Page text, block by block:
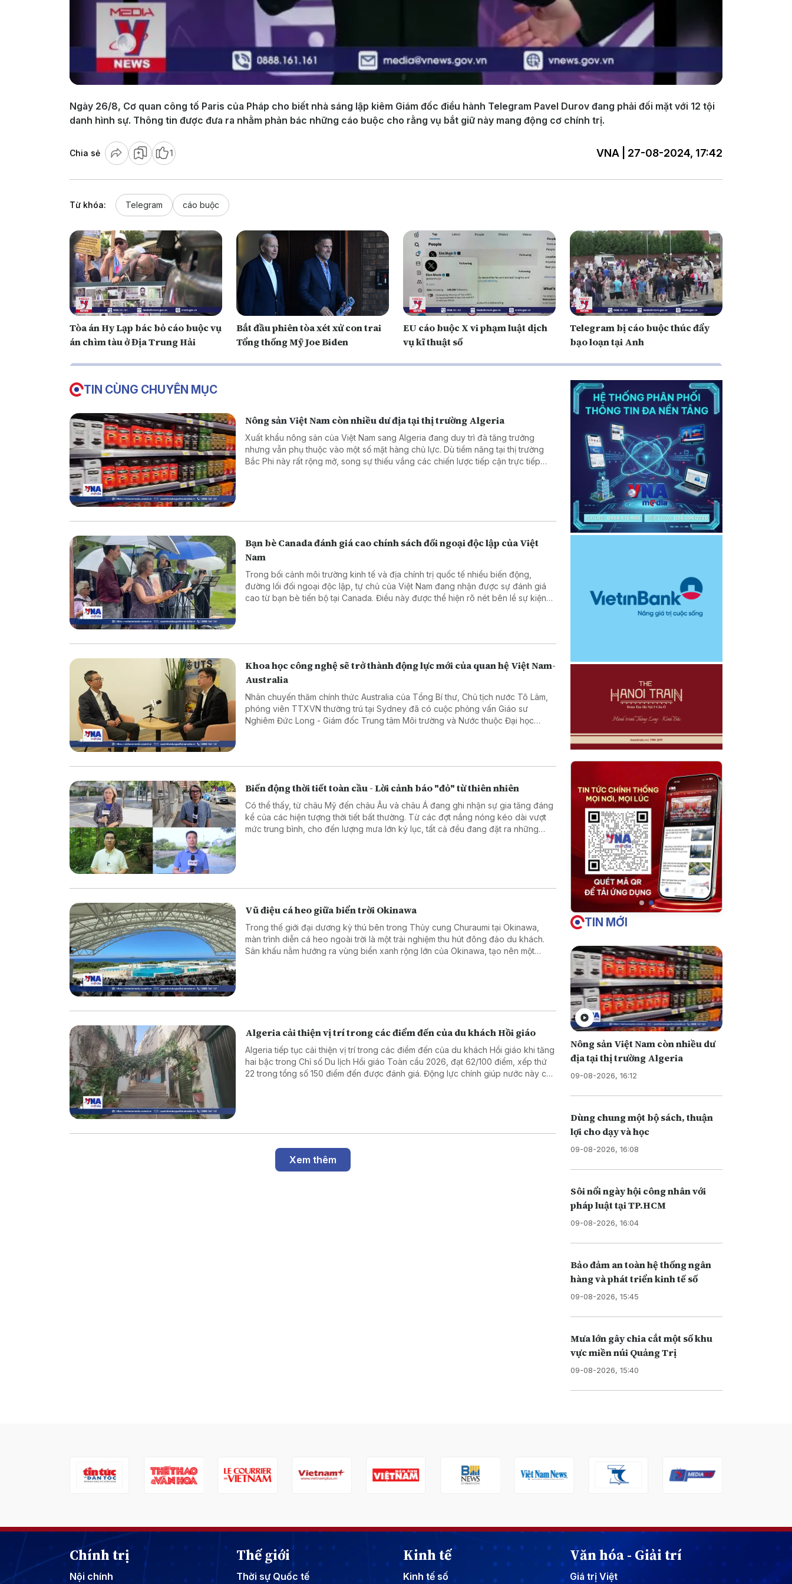
Ngày 26/8, Cơ quan công tố Paris của Pháp cho biết nhà sáng lập kiêm Giám đốc điều hành Telegram Pavel Durov đang phải đối mặt với 12 tội
danh hình sự. Thông tin được đưa ra nhằm phản bác những cáo buộc cho rằng vụ bắt giữ này mang động cơ chính trị.
Chia sẻ 1 VNA | 27-08-2024, 17:42
Từ khóa: Telegram cáo buộc
Tòa án Hy Lạp bác bỏ cáo buộc vụ
án chìm tàu ở Địa Trung Hải
Bắt đầu phiên tòa xét xử con trai
Tổng thống Mỹ Joe Biden
EU cáo buộc X vi phạm luật dịch
vụ kĩ thuật số
Telegram bị cáo buộc thúc đẩy
bạo loạn tại Anh
TIN CÙNG CHUYÊN MỤC
Nông sản Việt Nam còn nhiều dư địa tại thị trường Algeria
Xuất khẩu nông sản của Việt Nam sang Algeria đang duy trì đà tăng trưởng
nhưng vẫn phụ thuộc vào một số mặt hàng chủ lực. Dù tiềm năng tại thị trường
Bắc Phi này rất rộng mở, song sự thiếu vắng các chiến lược tiếp cận trực tiếp
Bạn bè Canada đánh giá cao chính sách đối ngoại độc lập của Việt
Nam
Trong bối cảnh môi trường kinh tế và địa chính trị quốc tế nhiều biến động,
đường lối đối ngoại độc lập, tự chủ của Việt Nam đang nhận được sự đánh giá
cao từ bạn bè tiến bộ tại Canada. Điều này được thể hiện rõ nét bên lề sự kiện
Khoa học công nghệ sẽ trở thành động lực mới của quan hệ Việt Nam-
Australia
Nhân chuyến thăm chính thức Australia của Tổng Bí thư, Chủ tịch nước Tô Lâm,
phóng viên TTXVN thường trú tại Sydney đã có cuộc phỏng vấn Giáo sư
Nghiêm Đức Long - Giám đốc Trung tâm Môi trường và Nước thuộc Đại học
Biến động thời tiết toàn cầu - Lời cảnh báo "đỏ" từ thiên nhiên
Có thể thấy, từ châu Mỹ đến châu Âu và châu Á đang ghi nhận sự gia tăng đáng
kể của các hiện tượng thời tiết bất thường. Từ các đợt nắng nóng kéo dài vượt
mức trung bình, cho đến lượng mưa lớn kỷ lục, tất cả đều đang đặt ra những
Vũ điệu cá heo giữa biển trời Okinawa
Trong thế giới đại dương kỳ thú bên trong Thủy cung Churaumi tại Okinawa,
màn trình diễn cá heo ngoài trời là một trải nghiệm thu hút đông đảo du khách.
Sân khấu nằm hướng ra vùng biển xanh rộng lớn của Okinawa, tạo nên một
Algeria cải thiện vị trí trong các điểm đến của du khách Hồi giáo
Algeria tiếp tục cải thiện vị trí trong các điểm đến của du khách Hồi giáo khi tăng
hai bậc trong Chỉ số Du lịch Hồi giáo Toàn cầu 2026, đạt 62/100 điểm, xếp thứ
22 trong tổng số 150 điểm đến được đánh giá. Động lực chính giúp nước này cải
Xem thêm
TIN MỚI
Nông sản Việt Nam còn nhiều dư
địa tại thị trường Algeria
09-08-2026, 16:12
Dùng chung một bộ sách, thuận
lợi cho dạy và học
09-08-2026, 16:08
Sôi nổi ngày hội công nhân với
pháp luật tại TP.HCM
09-08-2026, 16:04
Bảo đảm an toàn hệ thống ngân
hàng và phát triển kinh tế số
09-08-2026, 15:45
Mưa lớn gây chia cắt một số khu
vực miền núi Quảng Trị
09-08-2026, 15:40
Chính trị
Nội chính
Thế giới
Thời sự Quốc tế
Kinh tế
Kinh tế số
Văn hóa - Giải trí
Giá trị Việt